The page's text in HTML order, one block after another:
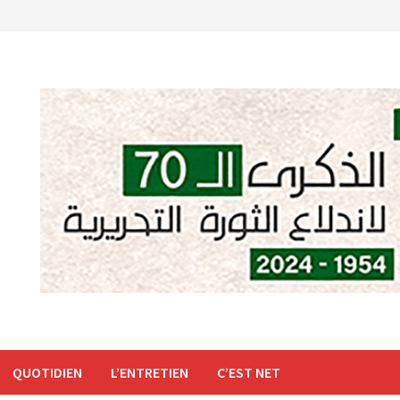
QUOTIDIEN L’ENTRETIEN C’EST NET